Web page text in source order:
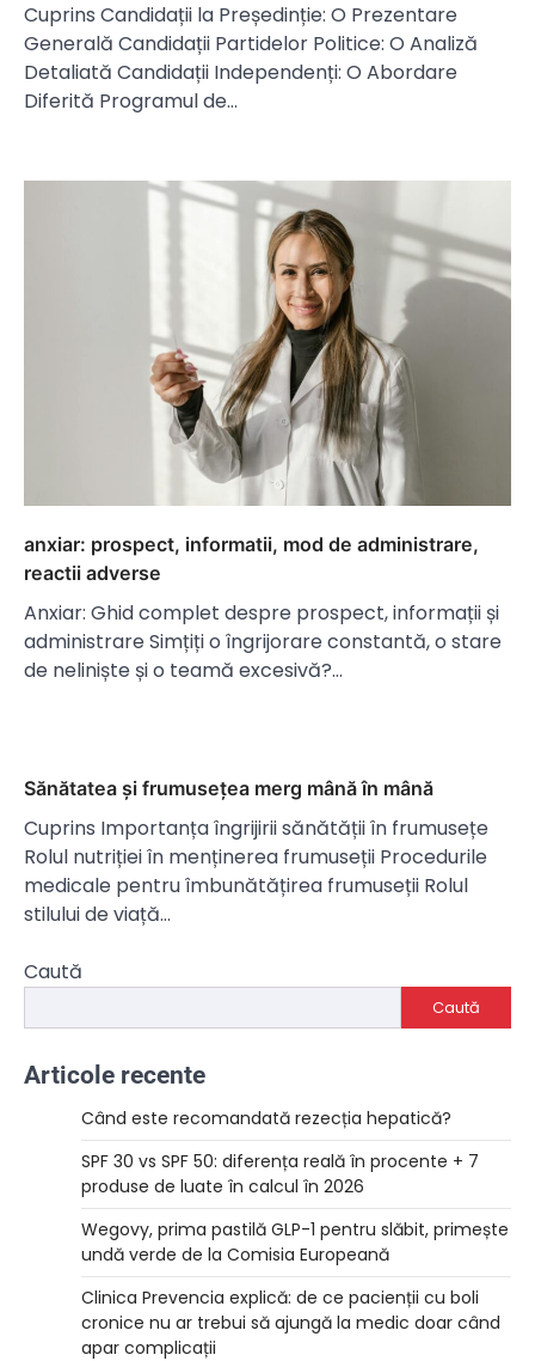
Cuprins Candidații la Președinție: O Prezentare
Generală Candidații Partidelor Politice: O Analiză
Detaliată Candidații Independenți: O Abordare
Diferită Programul de…
anxiar: prospect, informatii, mod de administrare,
reactii adverse
Anxiar: Ghid complet despre prospect, informații și
administrare Simțiți o îngrijorare constantă, o stare
de neliniște și o teamă excesivă?…
Sănătatea și frumusețea merg mână în mână
Cuprins Importanța îngrijirii sănătății în frumusețe
Rolul nutriției în menținerea frumuseții Procedurile
medicale pentru îmbunătățirea frumuseții Rolul
stilului de viață…
Caută
Caută
Articole recente
Când este recomandată rezecția hepatică?
SPF 30 vs SPF 50: diferența reală în procente + 7
produse de luate în calcul în 2026
Wegovy, prima pastilă GLP-1 pentru slăbit, primește
undă verde de la Comisia Europeană
Clinica Prevencia explică: de ce pacienții cu boli
cronice nu ar trebui să ajungă la medic doar când
apar complicații